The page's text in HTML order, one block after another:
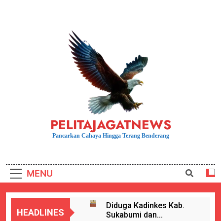
PELITAJAGATNEWS
Pancarkan Cahaya Hingga Terang Benderang
MENU
HEADLINES
Diduga Kadinkes Kab.
Sukabumi dan